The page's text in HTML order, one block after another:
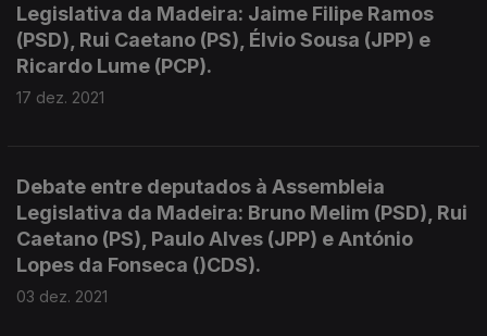
Legislativa da Madeira: Jaime Filipe Ramos
(PSD), Rui Caetano (PS), Élvio Sousa (JPP) e
Ricardo Lume (PCP).
17 dez. 2021
Debate entre deputados à Assembleia
Legislativa da Madeira: Bruno Melim (PSD), Rui
Caetano (PS), Paulo Alves (JPP) e António
Lopes da Fonseca ()CDS).
03 dez. 2021